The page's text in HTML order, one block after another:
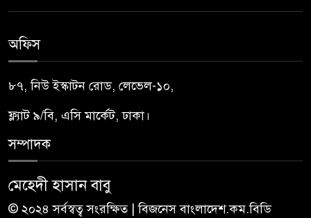
অফিস
৮৭, নিউ ইস্কাটন রোড, লেভেল-১০,
ফ্ল্যাট ৯/বি, এসি মার্কেট, ঢাকা।
সম্পাদক
মেহেদী হাসান বাবু
© ২০২৪ সর্বস্বত্ব সংরক্ষিত | বিজনেস বাংলাদেশ.কম.বিডি